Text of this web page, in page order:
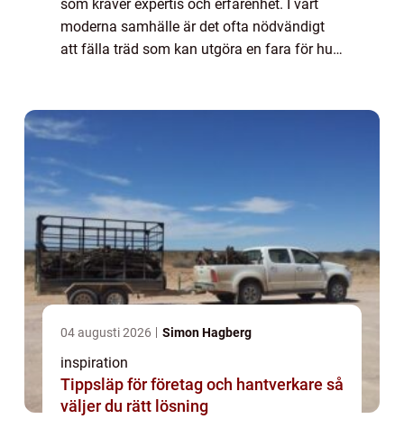
som kräver expertis och erfarenhet. I vårt
moderna samhälle är det ofta nödvändigt
att fälla träd som kan utgöra en fara för hus,
04 augusti 2026 Simon Hagberg
inspiration
Tippsläp för företag och hantverkare så
väljer du rätt lösning